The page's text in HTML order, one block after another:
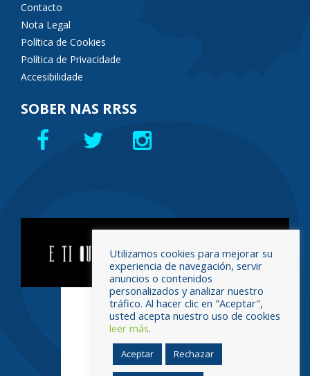
Contacto
Nota Legal
Política de Cookies
Política de Privacidade
Accesibilidade
SOBER NAS RRSS
Utilizamos cookies para mejorar su
experiencia de navegación, servir
anuncios o contenidos
personalizados y analizar nuestro
tráfico. Al hacer clic en "Aceptar",
usted acepta nuestro uso de cookies
leer más.
Aceptar Rechazar